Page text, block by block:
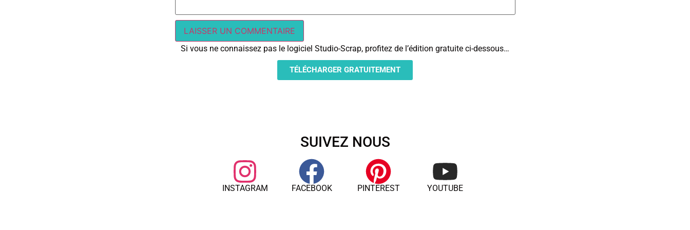
Si vous ne connaissez pas le logiciel Studio-Scrap, profitez de l’édition gratuite ci-dessous…
TÉLÉCHARGER GRATUITEMENT
SUIVEZ NOUS
INSTAGRAM FACEBOOK PINTEREST YOUTUBE